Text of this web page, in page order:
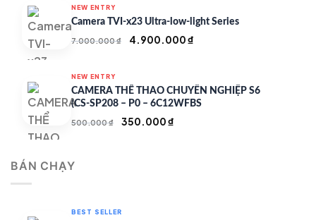
NEW ENTRY
Camera TVI-x23 Ultra-low-light Series
7.000.000₫
Giá
7.000.000 ₫.
4.900.000₫
là:
4.900.000 ₫.
NEW ENTRY
CAMERA THỂ THAO CHUYÊN NGHIỆP S6
(CS-SP208 – P0 – 6C12WFBS
500.000₫
Giá
350.000₫
BÁN CHẠY
BEST SELLER